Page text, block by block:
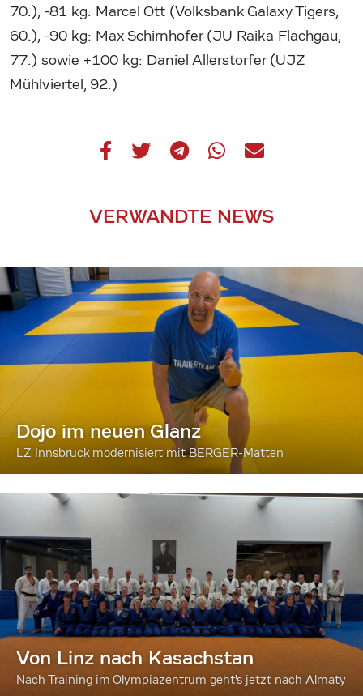
70.), -81 kg: Marcel Ott (Volksbank Galaxy Tigers,
60.), -90 kg: Max Schirnhofer (JU Raika Flachgau,
77.) sowie +100 kg: Daniel Allerstorfer (UJZ
Mühlviertel, 92.)
VERWANDTE NEWS
Dojo im neuen Glanz
LZ Innsbruck modernisiert mit BERGER-Matten
Von Linz nach Kasachstan
Nach Training im Olympiazentrum geht's jetzt nach Almaty